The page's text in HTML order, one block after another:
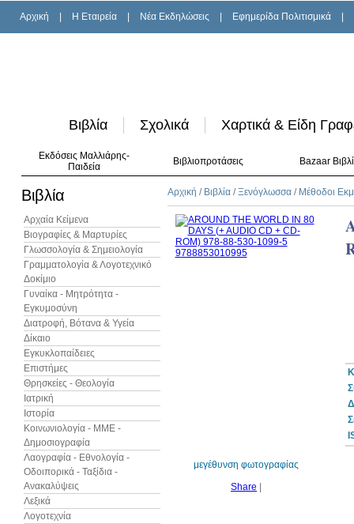
Αρχική H Εταιρεία Νέα Εκδηλώσεις Εφημερίδα Πολιτισμικά
Βιβλία Σχολικά Χαρτικά & Είδη
Εκδόσεις Μαλλιάρης-
Παιδεία
Βιβλιοπροτάσεις Bazaar
Βιβλία
Αρχαία Κείμενα
Βιογραφίες & Μαρτυρίες
Γλωσσολογία & Σημειολογία
Γραμματολογία & Λογοτεχνικό
Δοκίμιο
Γυναίκα - Μητρότητα -
Εγκυμοσύνη
Διατροφή, Βότανα & Υγεία
Δίκαιο
Εγκυκλοπαίδειες
Επιστήμες
Θρησκείες - Θεολογία
Ιατρική
Ιστορία
Κοινωνιολογία - ΜΜΕ -
Δημοσιογραφία
Λαογραφία - Εθνολογία -
Οδοιπορικά - Ταξίδια -
Ανακαλύψεις
Λεξικά
Λογοτεχνία
Αρχική / Βιβλία /Ξενόγλωσσα / Μέθοδοι
μεγέθυνση φωτογραφίας
Share